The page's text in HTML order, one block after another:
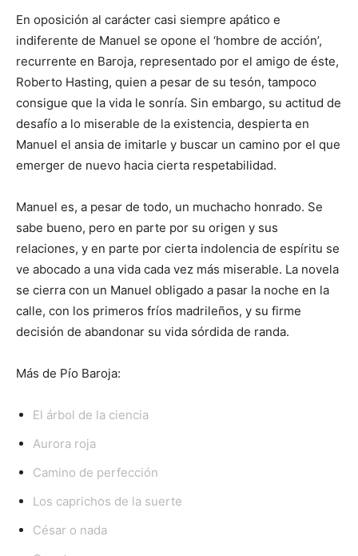
En oposición al carácter casi siempre apático e
indiferente de Manuel se opone el ‘hombre de acción’,
recurrente en Baroja, representado por el amigo de éste,
Roberto Hasting, quien a pesar de su tesón, tampoco
consigue que la vida le sonría. Sin embargo, su actitud de
desafío a lo miserable de la existencia, despierta en
Manuel el ansia de imitarle y buscar un camino por el que
emerger de nuevo hacia cierta respetabilidad.
Manuel es, a pesar de todo, un muchacho honrado. Se
sabe bueno, pero en parte por su origen y sus
relaciones, y en parte por cierta indolencia de espíritu se
ve abocado a una vida cada vez más miserable. La novela
se cierra con un Manuel obligado a pasar la noche en la
calle, con los primeros fríos madrileños, y su firme
decisión de abandonar su vida sórdida de randa.
Más de Pío Baroja:
El árbol de la ciencia
Aurora roja
Camino de perfección
Los caprichos de la suerte
César o nada